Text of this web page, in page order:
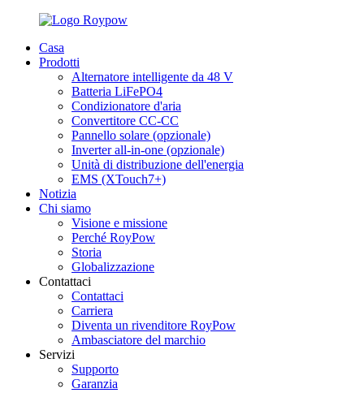
Casa
Prodotti
Alternatore intelligente da 48 V
Batteria LiFePO4
Condizionatore d'aria
Convertitore CC-CC
Pannello solare (opzionale)
Inverter all-in-one (opzionale)
Unità di distribuzione dell'energia
EMS (XTouch7+)
Notizia
Chi siamo
Visione e missione
Perché RoyPow
Storia
Globalizzazione
Contattaci
Contattaci
Carriera
Diventa un rivenditore RoyPow
Ambasciatore del marchio
Servizi
Supporto
Garanzia